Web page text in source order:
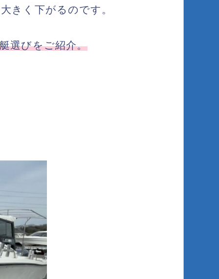
きく下がるのです。
選びをご紹介。